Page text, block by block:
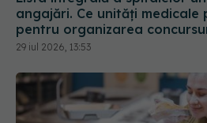
29 iul 2026, 13:53